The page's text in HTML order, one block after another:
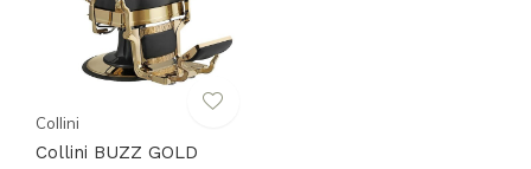
Collini
Collini BUZZ GOLD